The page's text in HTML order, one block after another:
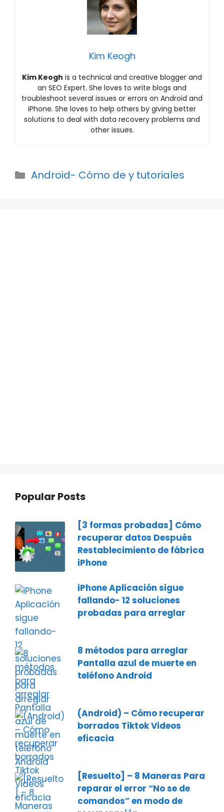
Kim Keogh
Kim Keogh is a technical and creative blogger and
an SEO Expert. She loves to write blogs and
troubleshoot several issues or errors on Android and
iPhone. She loves to help others by giving better
solutions to deal with data recovery problems and
other issues.
Categories
Android- Cómo de y tutoriales
Popular Posts
[3 formas probadas] Cómo
recuperar datos Después
Restablecimiento de fábrica
iPhone
iPhone Aplicación sigue
fallando- 12 soluciones
probadas para arreglar
8 métodos para arreglar
Pantalla azul de muerte en
teléfono Android
(Android) – Cómo recuperar
borrados Tiktok Videos
eficacia
[Resuelto] – 8 Maneras Para
reparar el error “No se de
comandos” en modo de